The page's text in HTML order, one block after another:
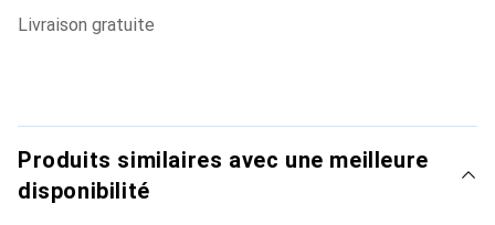
livraison gratuite
Produits similaires avec une meilleure
disponibilité